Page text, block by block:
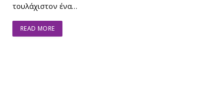
τουλάχιστον ένα…
READ MORE